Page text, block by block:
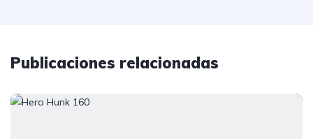
Publicaciones relacionadas